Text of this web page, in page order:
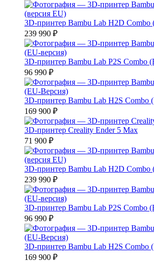
3D-принтер Bambu Lab H2D Combo
239 990 ₽
3D-принтер Bambu Lab P2S Combo
96 990 ₽
3D-принтер Bambu Lab H2S Combo
169 900 ₽
3D-принтер Creality Ender 5 Max
71 900 ₽
3D-принтер Bambu Lab H2D Combo
239 990 ₽
3D-принтер Bambu Lab P2S Combo
96 990 ₽
3D-принтер Bambu Lab H2S Combo
169 900 ₽